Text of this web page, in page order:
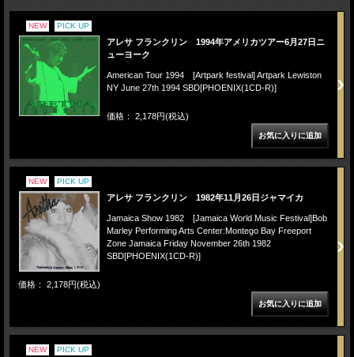
NEW PICK UP
アレサ フランクリン 1994年アメリカツアー6月27日ニ
ューヨーク
American Tour 1994 [Artpark festival] Artpark Lewiston
NY June 27th 1994 SBD[PHOENIX(1CD-R)]
価格： 2,178円(税込)
NEW PICK UP
アレサ フランクリン 1982年11月26日ジャマイカ
Jamaica Show 1982 [Jamaica World Music Festival]Bob
Marley Performing Arts Center:Montego Bay Freeport
Zone Jamaica Friday November 26th 1982
SBD[PHOENIX(1CD-R)]
価格： 2,178円(税込)
NEW PICK UP